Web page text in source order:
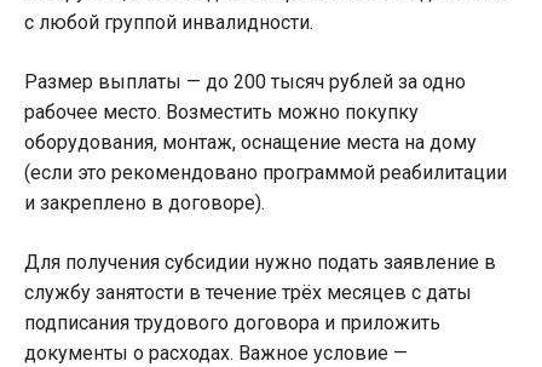
с любой группой инвалидности.
Размер выплаты — до 200 тысяч рублей за одно
рабочее место. Возместить можно покупку
оборудования, монтаж, оснащение места на дому
(если это рекомендовано программой реабилитации
и закреплено в договоре).
Для получения субсидии нужно подать заявление в
службу занятости в течение трёх месяцев с даты
подписания трудового договора и приложить
документы о расходах. Важное условие —